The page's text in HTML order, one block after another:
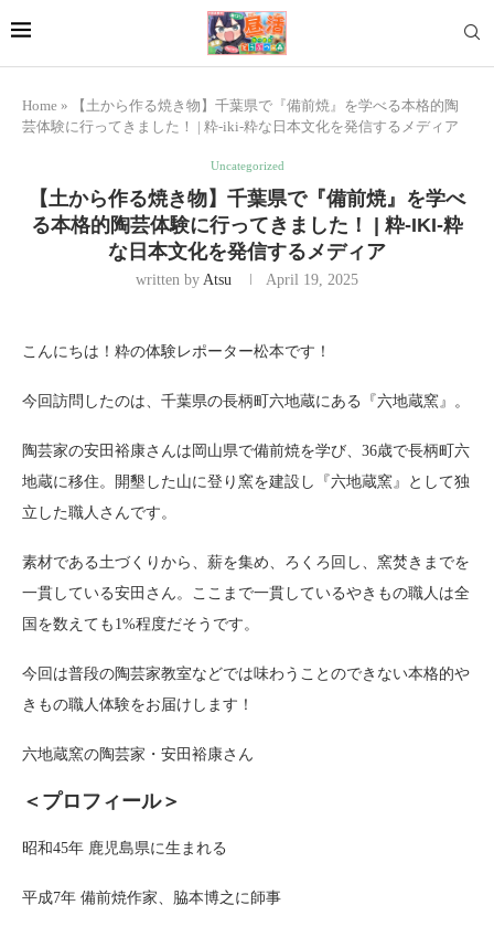
Home »
【土から作る焼き物】千葉県で『備前焼』を学べる本格的陶
芸体験に行ってきました！ | 粋-iki-粋な日本文化を発信するメディア
Uncategorized
【土から作る焼き物】千葉県で『備前焼』を学べ
る本格的陶芸体験に行ってきました！ | 粋-IKI-粋
な日本文化を発信するメディア
written by Atsu April 19, 2025
こんにちは！粋の体験レポーター松本です！
今回訪問したのは、千葉県の長柄町六地蔵にある『六地蔵窯』。
陶芸家の安田裕康さんは岡山県で備前焼を学び、36歳で長柄町六
地蔵に移住。開墾した山に登り窯を建設し『六地蔵窯』として独
立した職人さんです。
素材である土づくりから、薪を集め、ろくろ回し、窯焚きまでを
一貫している安田さん。ここまで一貫しているやきもの職人は全
国を数えても1%程度だそうです。
今回は普段の陶芸家教室などでは味わうことのできない本格的や
きもの職人体験をお届けします！
六地蔵窯の陶芸家・安田裕康さん
＜プロフィール＞
昭和45年 鹿児島県に生まれる
平成7年 備前焼作家、脇本博之に師事